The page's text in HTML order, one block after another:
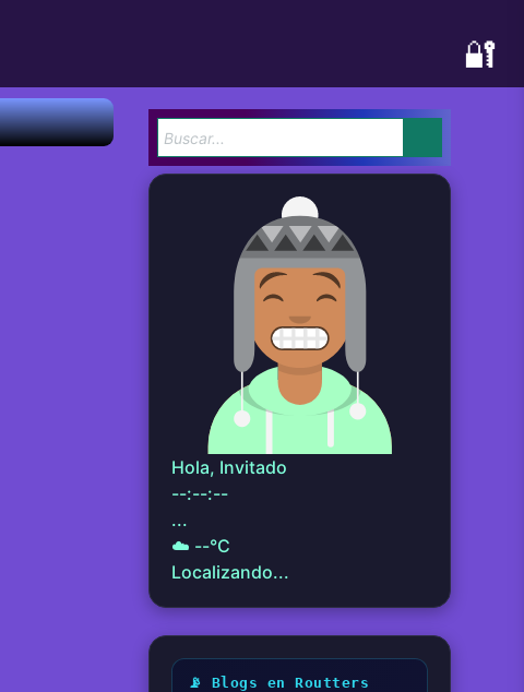
🔐
Hola, Invitado
--:--:--
...
☁️ --°C
Localizando...
📡 Blogs en Routters